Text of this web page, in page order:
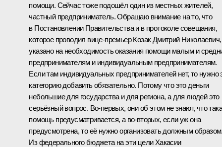
помощи. Сейчас тоже подошёл один из местных жителей,
частный предприниматель. Обращаю внимание на то, что
в Постановлении Правительства и в протоколе совещания,
которое проводил вице-премьерКозакДмитрий Николаевич,
указано на необходимость оказания помощи малым и
предпринимателям и индивидуальным предпринимателям.
Если там индивидуальных предпринимателей нет, то нужно
категорию добавить обязательно. Потому что это деньги
небольшие для государства и для региона, а для людей это
серьёзный вопрос. Во‑первых, они об этом не знают, что
помощь предусматривается, а во‑вторых, если уж она
предусмотрена, то её нужно организовать должным
Из федерального бюджета на эти цели Хакасии